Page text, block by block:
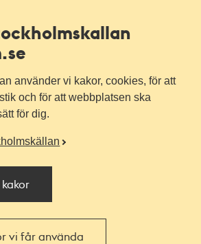
använder vi kakor, cookies, för att
och för att webbplatsen ska
för dig.
vi får använda